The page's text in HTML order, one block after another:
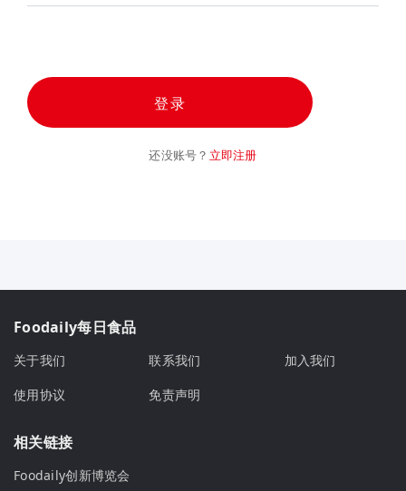
登录
还没账号？ 立即注册
Foodaily每日食品
关于我们 联系我们
加入我们
使用协议
免责声明
相关链接
Foodaily创新博览会